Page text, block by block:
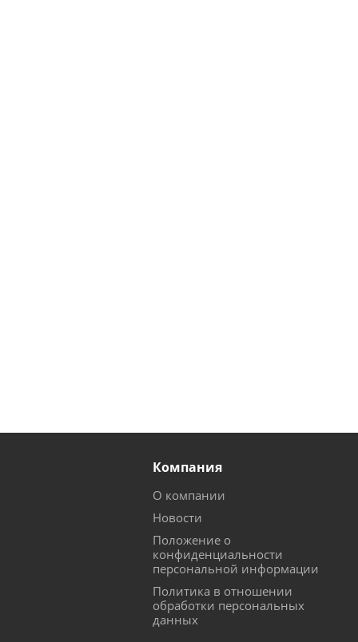
Компания
О компании
Новости
Положение о
конфиденциальности
персональной информации
Политика в отношении
обработки персональных
данных